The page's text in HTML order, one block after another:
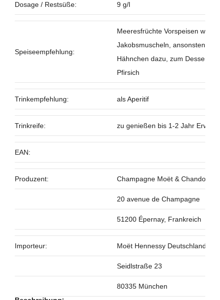
Dosage / Restsüße: 9 g/l
Speiseempfehlung:
Meeresfrüchte Vorspeisen wie
Jakobsmuscheln, ansonsten
Hähnchen dazu, zum Dessert
Pfirsich
Trinkempfehlung: als Aperitif
Trinkreife: zu genießen bis 1-2 Jahr Erwerb
EAN:
Produzent: Champagne Moët & Chandon
20 avenue de Champagne
51200 Épernay, Frankreich
Importeur: Moët Hennessy Deutschland
Seidlstraße 23
80335 München